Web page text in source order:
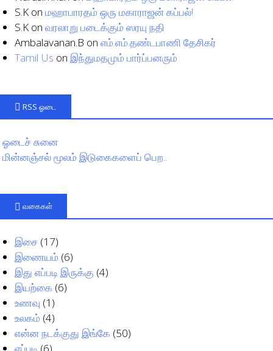
S.K on மஹாபாரதம் ஒரு மகாராஜன் கப்பல்!
S.K on வரலாறு படைக்கும் ஸரயு நதி
Ambalavanan.B on எம்.எம்.தண்டபாணி தேசிகர்
Tamil Us on இந்துமதமும் பார்ப்பனரும்
RSS ஓடை
ஓடைச் சுனை
மின்னஞ்சல் மூலம் இடுகைகளைப் பெற..
வகைகள்
இசை (17)
இணையம் (6)
இது எப்படி இருக்கு (4)
இயற்கை (6)
உணவு (1)
உலகம் (4)
என்ன நடக்குது இங்கே (50)
எப்படி (6)